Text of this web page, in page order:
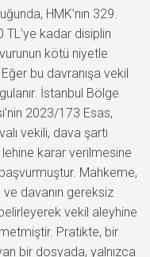
HMK’nın 329.
TL’ye kadar disiplin
kötü niyetle
Eğer bu davranışa vekil
İstanbul Bölge
2023/173 Esas,
vekili, dava şartı
karar verilmesine
Mahkeme,
davanın gereksiz
vekil aleyhine
Pratikte, bir
bir dosyada, yalnızca